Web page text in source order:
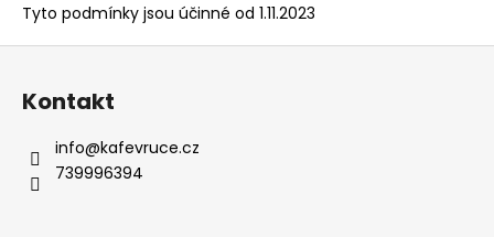
Tyto podmínky jsou účinné od 1.11.2023
Z
Kontakt
info@kafevruce.cz
739996394